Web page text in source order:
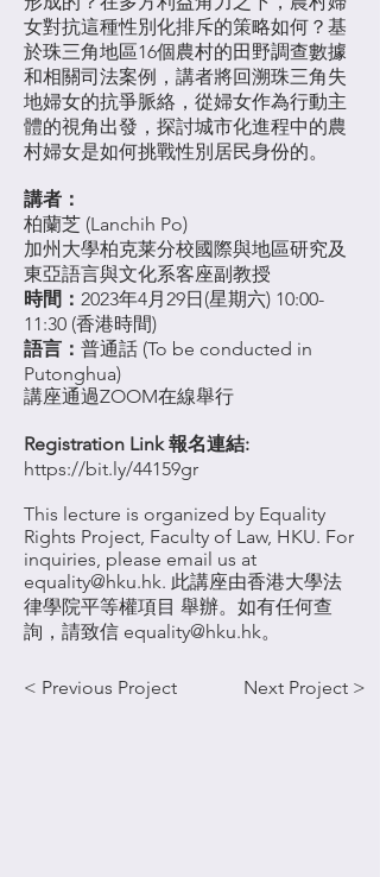
女對抗這種性別化排斥的策略如何？基
於珠三角地區16個農村的田野調查數據
和相關司法案例，講者將回溯珠三角失
地婦女的抗爭脈絡，從婦女作為行動主
體的視角出發，探討城市化進程中的農
村婦女是如何挑戰性別居民身份的。
講者：
柏蘭芝 (Lanchih Po)
加州大學柏克莱分校國際與地區研究及
東亞語言與文化系客座副教授
時間： 2023年4月29日(星期六) 10:00-
11:30 (香港時間)
語言： 普通話 (To be conducted in
Putonghua)
講座通過ZOOM在線舉行
Registration Link 報名連結:
https://bit.ly/44159gr
This lecture is organized by Equality
Rights Project, Faculty of Law, HKU. For
inquiries, please email us at
equality@hku.hk. 此講座由香港大學法
律學院平等權項目 舉辦。如有任何查
詢，請致信 equality@hku.hk。
< Previous Project Next Project >